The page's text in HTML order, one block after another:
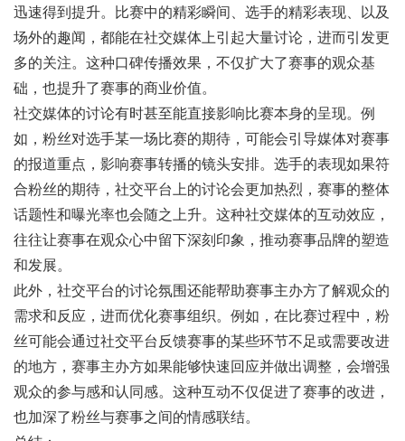
迅速得到提升。比赛中的精彩瞬间、选手的精彩表现、以及
场外的趣闻，都能在社交媒体上引起大量讨论，进而引发更
多的关注。这种口碑传播效果，不仅扩大了赛事的观众基
础，也提升了赛事的商业价值。
社交媒体的讨论有时甚至能直接影响比赛本身的呈现。例
如，粉丝对选手某一场比赛的期待，可能会引导媒体对赛事
的报道重点，影响赛事转播的镜头安排。选手的表现如果符
合粉丝的期待，社交平台上的讨论会更加热烈，赛事的整体
话题性和曝光率也会随之上升。这种社交媒体的互动效应，
往往让赛事在观众心中留下深刻印象，推动赛事品牌的塑造
和发展。
此外，社交平台的讨论氛围还能帮助赛事主办方了解观众的
需求和反应，进而优化赛事组织。例如，在比赛过程中，粉
丝可能会通过社交平台反馈赛事的某些环节不足或需要改进
的地方，赛事主办方如果能够快速回应并做出调整，会增强
观众的参与感和认同感。这种互动不仅促进了赛事的改进，
也加深了粉丝与赛事之间的情感联结。